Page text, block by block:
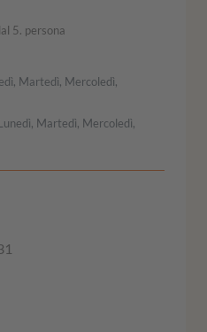
5. persona
Martedì, Mercoledì,
Martedì, Mercoledì,